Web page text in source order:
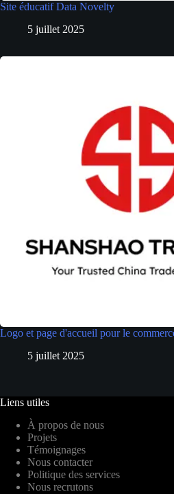
Site éducatif Data Novelty
5 juillet 2025
Logo et page d'accueil pour le
5 juillet 2025
Liens utiles
À propos de nous
Projets
Témoignages
Nous contacter
Politique des services
Nous recrutons